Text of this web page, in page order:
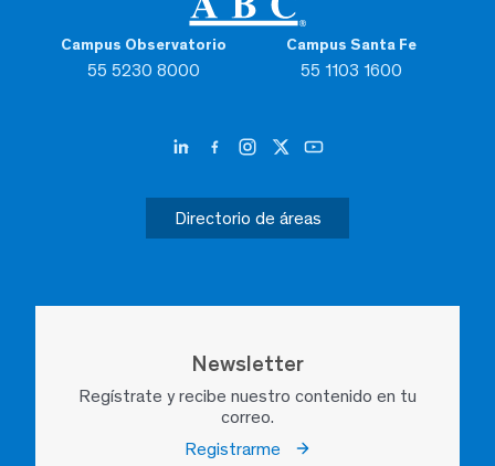
Campus Observatorio
55 5230 8000
Campus Santa Fe
55 1103 1600
Directorio de áreas
Newsletter
Regístrate y recibe nuestro contenido en tu
correo.
Registrarme